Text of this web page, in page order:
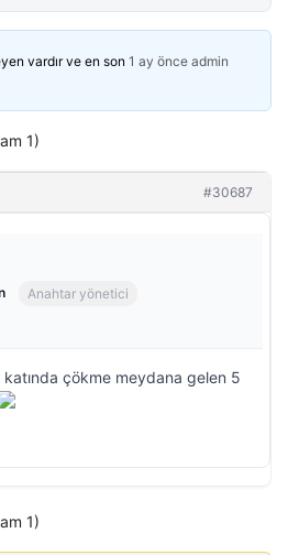
vardır ve en son 1 ay önce admin
1)
#30687
Anahtar yönetici
çökme meydana gelen 5
1)